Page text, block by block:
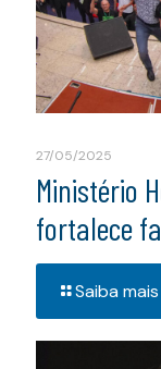
27/05/2025
Ministério
fortalece
Saiba mais